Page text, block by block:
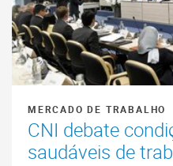
MERCADO DE TRABALHO
CNI debate
saudáveis de